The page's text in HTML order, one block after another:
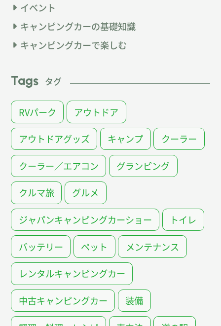
イベント
キャンピングカーの基礎知識
キャンピングカーで楽しむ
Tags タグ
RVパーク アウトドア
アウトドアグッズ キャンプ クーラー
クーラー／エアコン グランピング
クルマ旅 グルメ
ジャパンキャンピングカーショー トイレ
バッテリー ペット メンテナンス
レンタルキャンピングカー
中古キャンピングカー 装備